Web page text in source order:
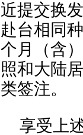
近提交换
赴台相同
个月（含
照和大陆
类签注。
享受上